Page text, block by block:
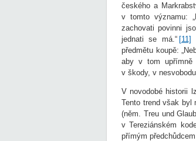
českého a
v tomto významu:
zachovati povinni
jednati se má.“ [11]
předmětu koupě:
aby v tom upřímně
v škody, v
V novodobé historii
Tento trend však byl
(něm. Treu und
v Tereziánském
přímým